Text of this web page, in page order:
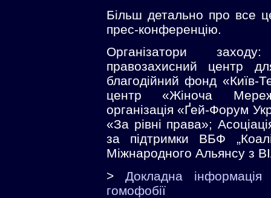
Більш детально про все
прес-конференцію.
Організатори
правозахисний центр
благодійний фонд «Київ-
центр «Жіноча
організація «Ґей-Форум
«За рівні права»;
за підтримки ВБФ
Міжнародного Альянсу з
> Докладна
гомофобії